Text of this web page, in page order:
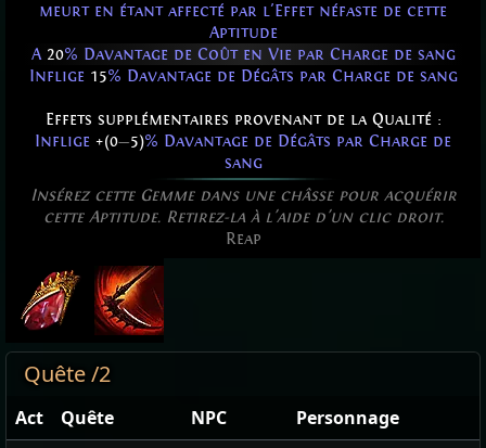
meurt en étant affecté par l'Effet néfaste de cette
Aptitude
A 20% Davantage de Coût en Vie par Charge de sang
Inflige 15% Davantage de Dégâts par Charge de sang
Effets supplémentaires provenant de la Qualité :
Inflige +(0—5)% Davantage de Dégâts par Charge de
sang
Insérez cette Gemme dans une châsse pour acquérir
cette Aptitude. Retirez-la à l'aide d'un clic droit.
Reap
Quête /2
Act Quête NPC
Personnage